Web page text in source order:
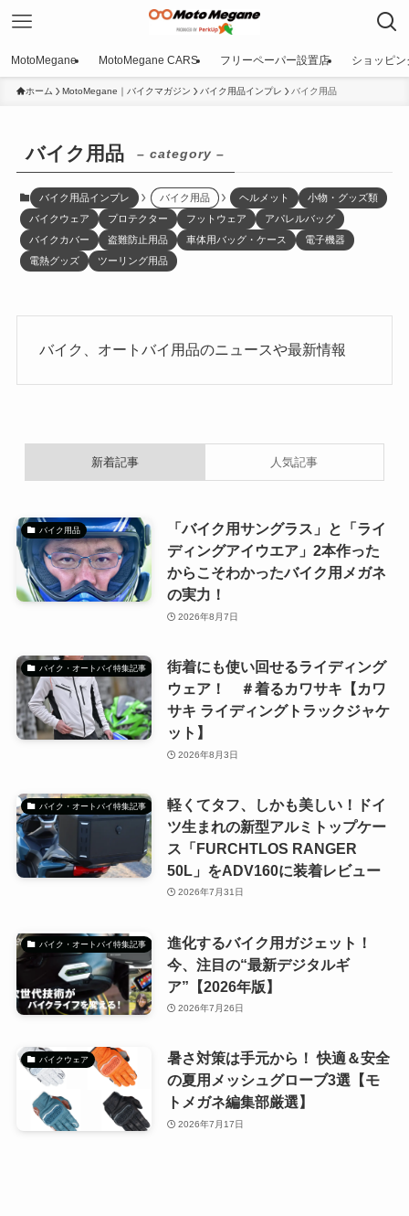
MotoMegane MotoMegane CARS フリーペーパー設置店 ショッピン
ホーム MotoMegane｜バイクマガジン バイク用品インプレ バイク用品
バイク用品 – category –
バイク用品インプレ バイク用品 ヘルメット
小物・グッズ類
バイクウェア
プロテクター フットウェア
アパレルバッグ
バイクカバー
盗難防止用品 車体用バッグ・ケース
電子機器
電熱グッズ
ツーリング用品
バイク、オートバイ用品のニュースや最新情報
新着記事 人気記事
バイク用品
「バイク用サングラス」と「ライ
ディングアイウエア」2本作った
からこそわかったバイク用メガネ
の実力！
2026年8月7日
バイク・オートバイ特集記事
街着にも使い回せるライディング
ウェア！ ＃着るカワサキ【カワ
サキ ライディングトラックジャケ
ット】
2026年8月3日
バイク・オートバイ特集記事
軽くてタフ、しかも美しい！ドイ
ツ生まれの新型アルミトップケー
ス「FURCHTLOS RANGER
50L」をADV160に装着レビュー
2026年7月31日
バイク・オートバイ特集記事
進化するバイク用ガジェット！
今、注目の“最新デジタルギ
ア”【2026年版】
2026年7月26日
バイクウェア
暑さ対策は手元から！ 快適＆安全
の夏用メッシュグローブ3選【モ
トメガネ編集部厳選】
2026年7月17日